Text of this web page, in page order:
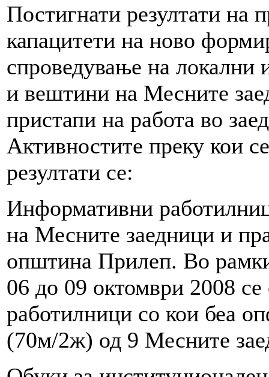
Постигнати резултати на
капацитети на ново
спроведување на локални
и вештини на Месните
пристапи на работа во
Активностите преку кои
резултати се:
Информативни
на Месните заедници и
општина Прилеп. Во
06 до 09 октомври 2008
работилници со кои беа
(70м/2ж) од 9 Месните